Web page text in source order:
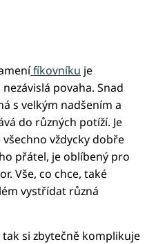
fíkovníku je
povaha. Snad
s velkým nadšením a
do různých potíží. Je
vždycky dobře
přátel, je oblíbený pro
Vše, co chce, také
vystřídat různá
tak si zbytečně komplikuje